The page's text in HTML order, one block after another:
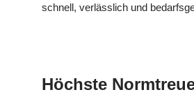
schnell, verlässlich und
Höchste